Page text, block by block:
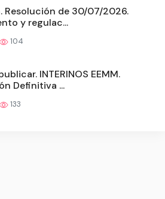
Resolución de 30/07/2026.
y regulac...
104
INTERINOS EEMM.
Definitiva ...
133